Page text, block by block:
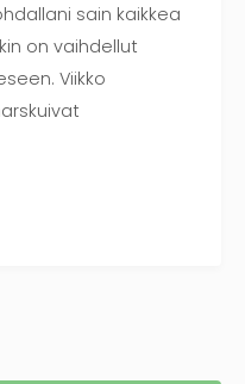
sain kaikkea
on vaihdellut
Viikko